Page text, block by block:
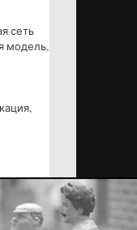
сеть
модель,